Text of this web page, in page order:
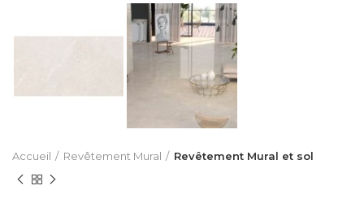
Accueil Revêtement Mural Revêtement Mural et sol